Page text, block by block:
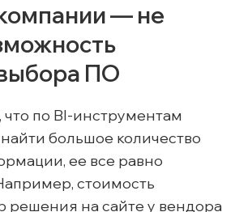
— не
ПО
по BI-инструментам
большое количество
ее все равно
стоимость
решения на сайте у вендора